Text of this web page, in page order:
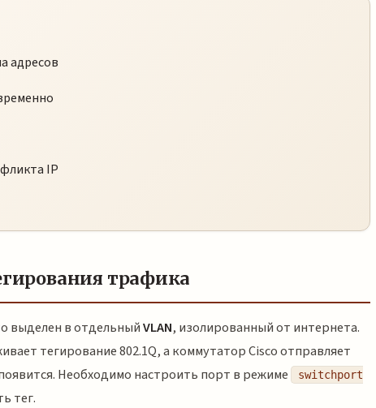
адресов
IP
трафика
выделен в отдельныйVLAN, изолированный от интернета.
тегирование 802.1Q, а коммутатор Cisco отправляет
Необходимо настроить порт в режиме
switchport
тег.